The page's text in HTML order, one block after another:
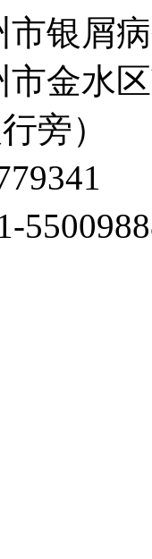
市银屑
市金水
旁）